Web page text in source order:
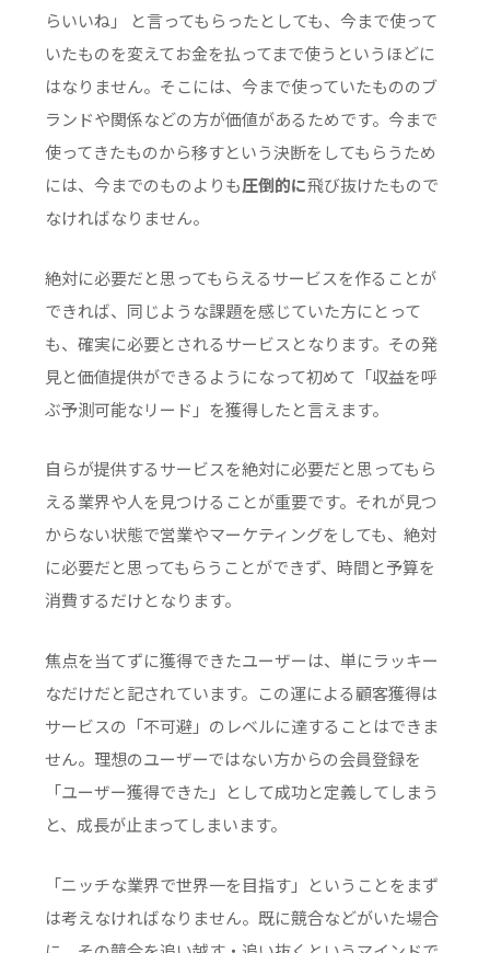
らいいね」 と言ってもらったとしても、今まで使って
いたものを変えてお金を払ってまで使うというほどに
はなりません。そこには、今まで使っていたもののブ
ランドや関係などの方が価値があるためです。今まで
使ってきたものから移すという決断をしてもらうため
には、今までのものよりも圧倒的に飛び抜けたもので
なければなりません。
絶対に必要だと思ってもらえるサービスを作ることが
できれば、同じような課題を感じていた方にとって
も、確実に必要とされるサービスとなります。その発
見と価値提供ができるようになって初めて「収益を呼
ぶ予測可能なリード」を獲得したと言えます。
自らが提供するサービスを絶対に必要だと思ってもら
える業界や人を見つけることが重要です。それが見つ
からない状態で営業やマーケティングをしても、絶対
に必要だと思ってもらうことができず、時間と予算を
消費するだけとなります。
焦点を当てずに獲得できたユーザーは、単にラッキー
なだけだと記されています。この運による顧客獲得は
サービスの「不可避」のレベルに達することはできま
せん。理想のユーザーではない方からの会員登録を
「ユーザー獲得できた」として成功と定義してしまう
と、成長が止まってしまいます。
「ニッチな業界で世界一を目指す」ということをまず
は考えなければなりません。既に競合などがいた場合